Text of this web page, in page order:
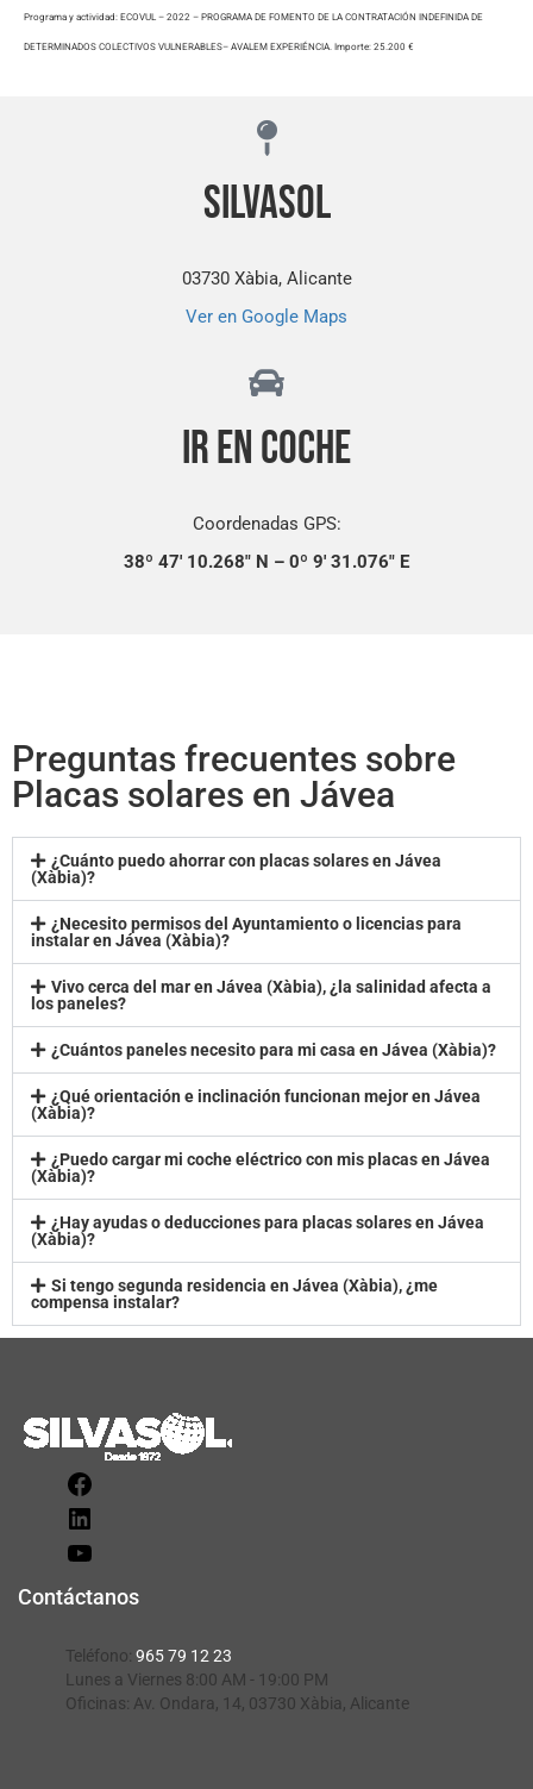
Programa y actividad: ECOVUL – 2022 – PROGRAMA DE FOMENTO DE LA CONTRATACIÓN INDEFINIDA DE
DETERMINADOS COLECTIVOS VULNERABLES– AVALEM EXPERIÉNCIA. Importe: 25.200 €
Silvasol
03730 Xàbia, Alicante
Ver en Google Maps
Ir en coche
Coordenadas GPS:
38º 47′ 10.268″ N – 0º 9′ 31.076″ E
Preguntas frecuentes sobre
Placas solares en Jávea
¿Cuánto puedo ahorrar con placas solares en Jávea
(Xàbia)?
¿Necesito permisos del Ayuntamiento o licencias para
instalar en Jávea (Xàbia)?
Vivo cerca del mar en Jávea (Xàbia), ¿la salinidad afecta a
los paneles?
¿Cuántos paneles necesito para mi casa en Jávea (Xàbia)?
¿Qué orientación e inclinación funcionan mejor en Jávea
(Xàbia)?
¿Puedo cargar mi coche eléctrico con mis placas en Jávea
(Xàbia)?
¿Hay ayudas o deducciones para placas solares en Jávea
(Xàbia)?
Si tengo segunda residencia en Jávea (Xàbia), ¿me
compensa instalar?
Contáctanos
Teléfono: 965 79 12 23
Lunes a Viernes 8:00 AM - 19:00 PM
Oficinas: Av. Ondara, 14, 03730 Xàbia, Alicante